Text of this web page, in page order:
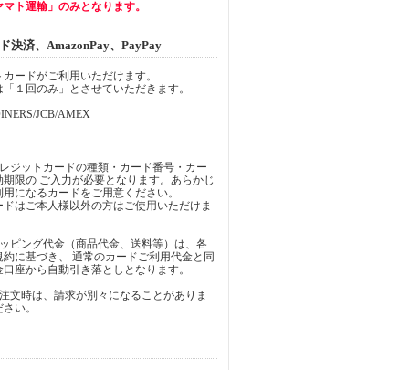
ト運輸」のみとなります。
決済、AmazonPay、PayPay
ードがご利用いただけます。
１回のみ」とさせていただきます。
JCB/AMEX
ジットカードの種類・カード番号・カー
期限の ご入力が必要となります。あらかじ
になるカードをご用意ください。
はご本人様以外の方はご使用いただけま
ピング代金（商品代金、送料等）は、各
に基づき、 通常のカードご利用代金と同
座から自動引き落としとなります。
文時は、請求が別々になることがありま
い。